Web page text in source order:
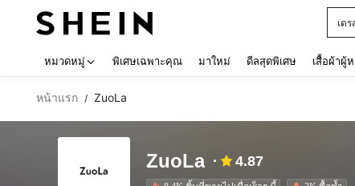
เดร
หมวดหมู่ พิเศษเฉพาะคุณ มาใหม่ ดีลสุดพิเศษ เสื้อผ้าผู้
หน้าแรก / ZuoLa
ZuoLa 4.87